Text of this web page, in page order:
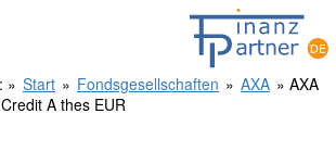
» Start » Fondsgesellschaften » AXA » AXA
A thes EUR